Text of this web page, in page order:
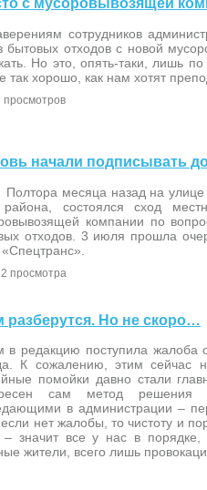
сотрудников
бытовых отходов с новой
Но это, опять-таки, лишь
так хорошо, как нам хотят
просмотров
начали подписывать
месяца назад на улице
состоялся сход
компании по
отходов. 3 июля прошла
просмотра
разберутся. Но не скоро…
в редакцию поступила жалоба
К сожалению, этим сейчас
помойки давно стали
сам метод решения
в администрации –
нет жалобы, то чистоту и
значит все у нас в
жители, всего лишь